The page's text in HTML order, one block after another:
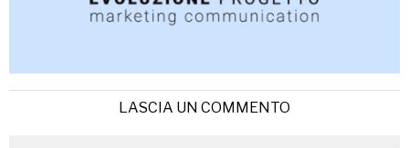
LASCIA UN COMMENTO